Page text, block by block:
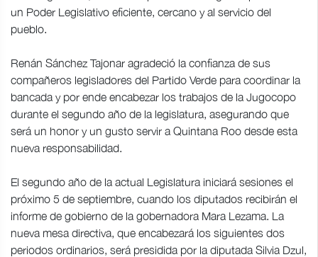
un Poder Legislativo eficiente, cercano y al servicio del
pueblo.
Renán Sánchez Tajonar agradeció la confianza de sus
compañeros legisladores del Partido Verde para coordinar la
bancada y por ende encabezar los trabajos de la Jugocopo
durante el segundo año de la legislatura, asegurando que
será un honor y un gusto servir a Quintana Roo desde esta
nueva responsabilidad.
El segundo año de la actual Legislatura iniciará sesiones el
próximo 5 de septiembre, cuando los diputados recibirán el
informe de gobierno de la gobernadora Mara Lezama. La
nueva mesa directiva, que encabezará los siguientes dos
periodos ordinarios, será presidida por la diputada Silvia Dzul,